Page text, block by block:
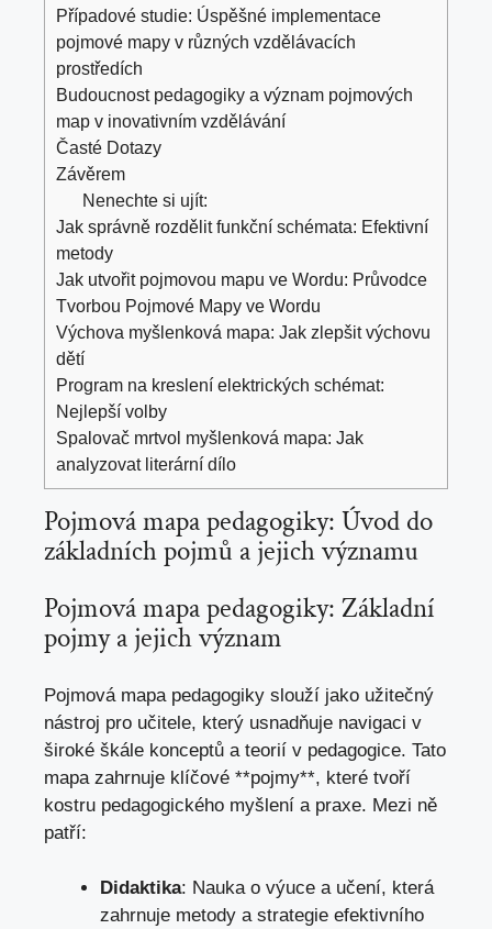
Případové studie: Úspěšné implementace
pojmové mapy v různých vzdělávacích
prostředích
Budoucnost pedagogiky a význam pojmových
map v inovativním vzdělávání
Časté Dotazy
Závěrem
Nenechte si ujít:
Jak správně rozdělit funkční schémata: Efektivní
metody
Jak utvořit pojmovou mapu ve Wordu: Průvodce
Tvorbou Pojmové Mapy ve Wordu
Výchova myšlenková mapa: Jak zlepšit výchovu
dětí
Program na kreslení elektrických schémat:
Nejlepší volby
Spalovač mrtvol myšlenková mapa: Jak
analyzovat literární dílo
Pojmová mapa pedagogiky: Úvod do
základních pojmů a jejich významu
Pojmová mapa pedagogiky: Základní
pojmy a jejich význam
Pojmová mapa pedagogiky slouží jako užitečný
nástroj pro učitele, který usnadňuje navigaci v
široké škále konceptů a teorií v pedagogice. Tato
mapa zahrnuje klíčové **pojmy**, které tvoří
kostru pedagogického myšlení a praxe. Mezi ně
patří:
Didaktika: Nauka o výuce a učení, která
zahrnuje metody a strategie efektivního